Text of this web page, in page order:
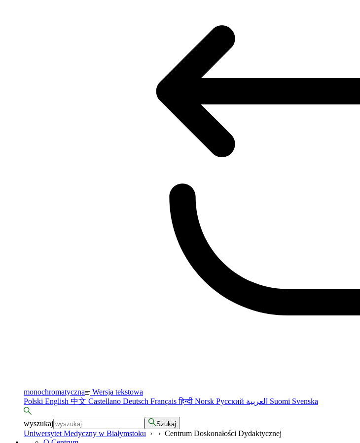
monochromatyczna Wersja tekstowa
Polski English 中文 Castellano Deutsch Françaisहिन्दी Norsk Русский Suomi Svenska
wyszukaj Szukaj
Uniwersytet Medyczny w Białymstoku › › Centrum Doskonałości Dydaktycznej